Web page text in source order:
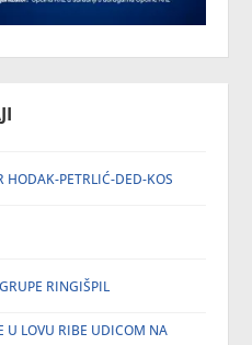
HODAK-PETRLIĆ-DED-KOS
RINGIŠPIL
U LOVU RIBE UDICOM NA